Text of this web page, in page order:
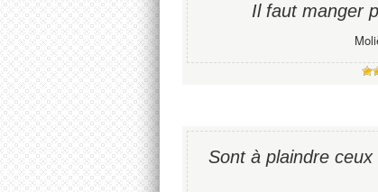
Il faut manger
Sont à plaindre